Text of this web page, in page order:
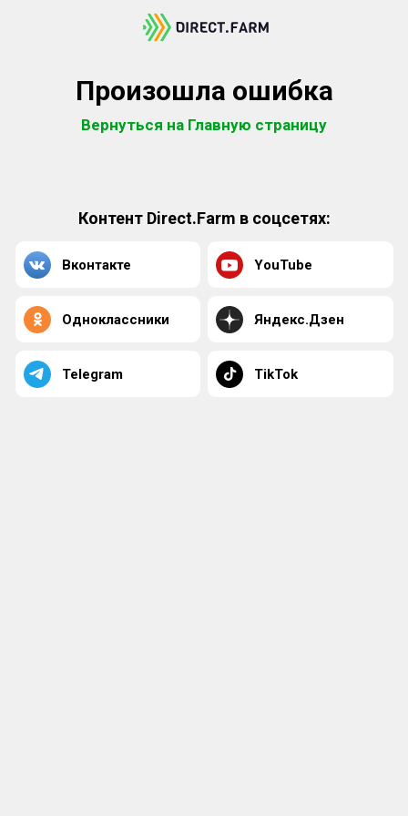
Произошла ошибка
Вернуться на Главную страницу
Контент Direct.Farm в соцсетях:
Вконтакте YouTube
Одноклассники Яндекс.Дзен
Telegram TikTok